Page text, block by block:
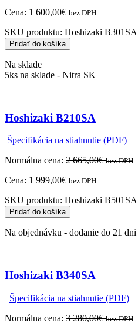
Cena: 1 600,00€ bez DPH
SKU produktu: Hoshizaki B301SA
Pridať do košíka
Na sklade
5ks na sklade - Nitra SK
Hoshizaki B210SA
Špecifikácia na stiahnutie (PDF)
Normálna cena: 2 665,00€ bez DPH
Cena: 1 999,00€ bez DPH
SKU produktu: Hoshizaki B501SA
Pridať do košíka
Na objednávku - dodanie do 21 dni
Hoshizaki B340SA
Špecifikácia na stiahnutie (PDF)
Normálna cena: 3 280,00€ bez DPH